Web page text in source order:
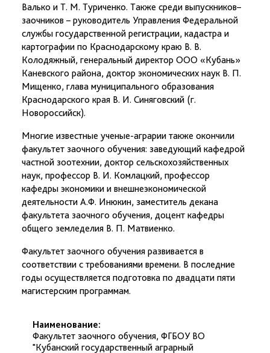
Валько и Т. М. Туриченко. Также среди выпускников–
заочников – руководитель Управления Федеральной
службы государственной регистрации, кадастра и
картографии по Краснодарскому краю В. В.
Колодяжный, генеральный директор ООО «Кубань»
Каневского района, доктор экономических наук В. П.
Мищенко, глава муниципального образования
Краснодарского края В. И. Синяговский (г.
Новороссийск).
Многие известные ученые-аграрии также окончили
факультет заочного обучения: заведующий кафедрой
частной зоотехнии, доктор сельскохозяйственных
наук, профессор В. И. Комлацкий, профессор
кафедры экономики и внешнеэкономической
деятельности А.Ф. Инюкин, заместитель декана
факультета заочного обучения, доцент кафедры
общего земледелия В. П. Матвиенко.
Факультет заочного обучения развивается в
соответствии с требованиями времени. В последние
годы осуществляется подготовка по двадцати пяти
магистерским программам.
Наименование:
Факультет заочного обучения, ФГБОУ ВО
"Кубанский государственный аграрный